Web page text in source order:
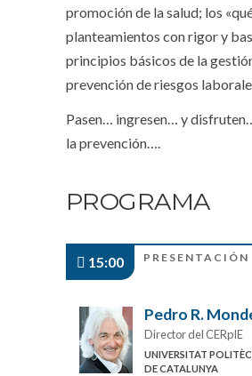
promoción de la salud; los
planteamientos con rigor y
principios básicos de la
prevención de riesgos
Pasen… ingresen… y
la prevención….
PROGRAMA
15:00 PRESENTACIÓN
Pedro R.
Director del CERpIE
UNIVERSITAT
DE CATALUNYA